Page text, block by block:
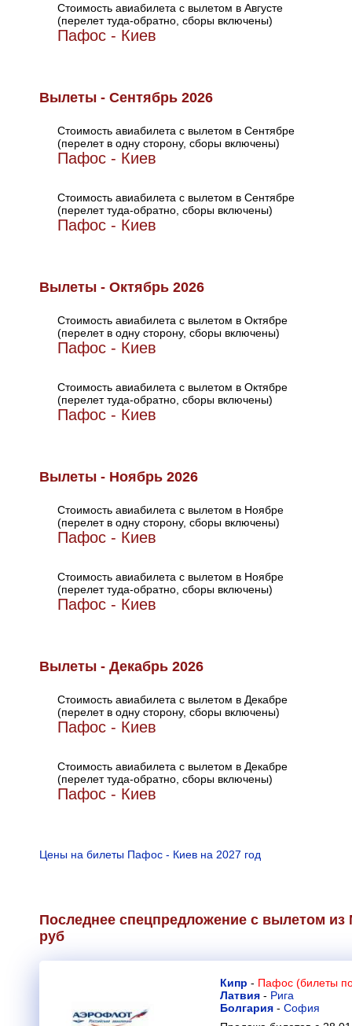
Стоимость авиабилета с вылетом в Августе
(перелет туда-обратно, сборы включены)
Пафос - Киев
Вылеты - Сентябрь 2026
Стоимость авиабилета с вылетом в Сентябре
(перелет в одну сторону, сборы включены)
Пафос - Киев
Стоимость авиабилета с вылетом в Сентябре
(перелет туда-обратно, сборы включены)
Пафос - Киев
Вылеты - Октябрь 2026
Стоимость авиабилета с вылетом в Октябре
(перелет в одну сторону, сборы включены)
Пафос - Киев
Стоимость авиабилета с вылетом в Октябре
(перелет туда-обратно, сборы включены)
Пафос - Киев
Вылеты - Ноябрь 2026
Стоимость авиабилета с вылетом в Ноябре
(перелет в одну сторону, сборы включены)
Пафос - Киев
Стоимость авиабилета с вылетом в Ноябре
(перелет туда-обратно, сборы включены)
Пафос - Киев
Вылеты - Декабрь 2026
Стоимость авиабилета с вылетом в Декабре
(перелет в одну сторону, сборы включены)
Пафос - Киев
Стоимость авиабилета с вылетом в Декабре
(перелет туда-обратно, сборы включены)
Пафос - Киев
Цены на билеты Пафос - Киев на 2027 год
Последнее спецпредложение с вылетом
руб
Кипр - Пафос (билеты
Латвия - Рига
Болгария - София